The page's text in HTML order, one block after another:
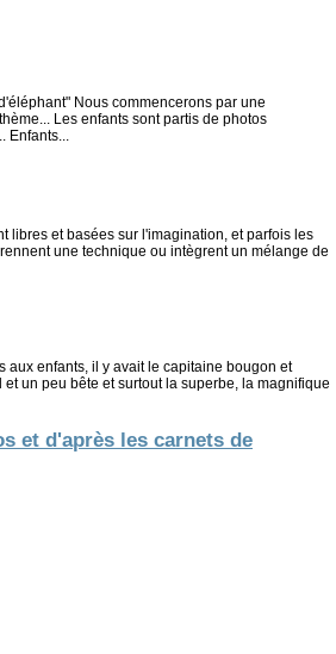
Nous commencerons par une
Les enfants sont partis de photos
Enfants...
libres et basées sur l'imagination, et parfois les
une technique ou intègrent un mélange de
aux enfants, il y avait le capitaine bougon et
un peu bête et surtout la superbe, la magnifique
et d'après les carnets de